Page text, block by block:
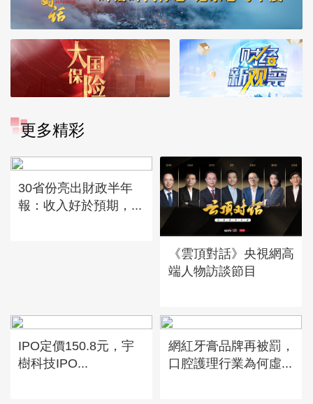
更多精彩
30省份亮出財政半年
報：收入好於預期，...
《雲頂對話》央視網高
端人物訪談節目
IPO定價150.8元，宇
樹科技IPO...
網紅牙膏品牌再被罰，
口腔護理行業為何虛...